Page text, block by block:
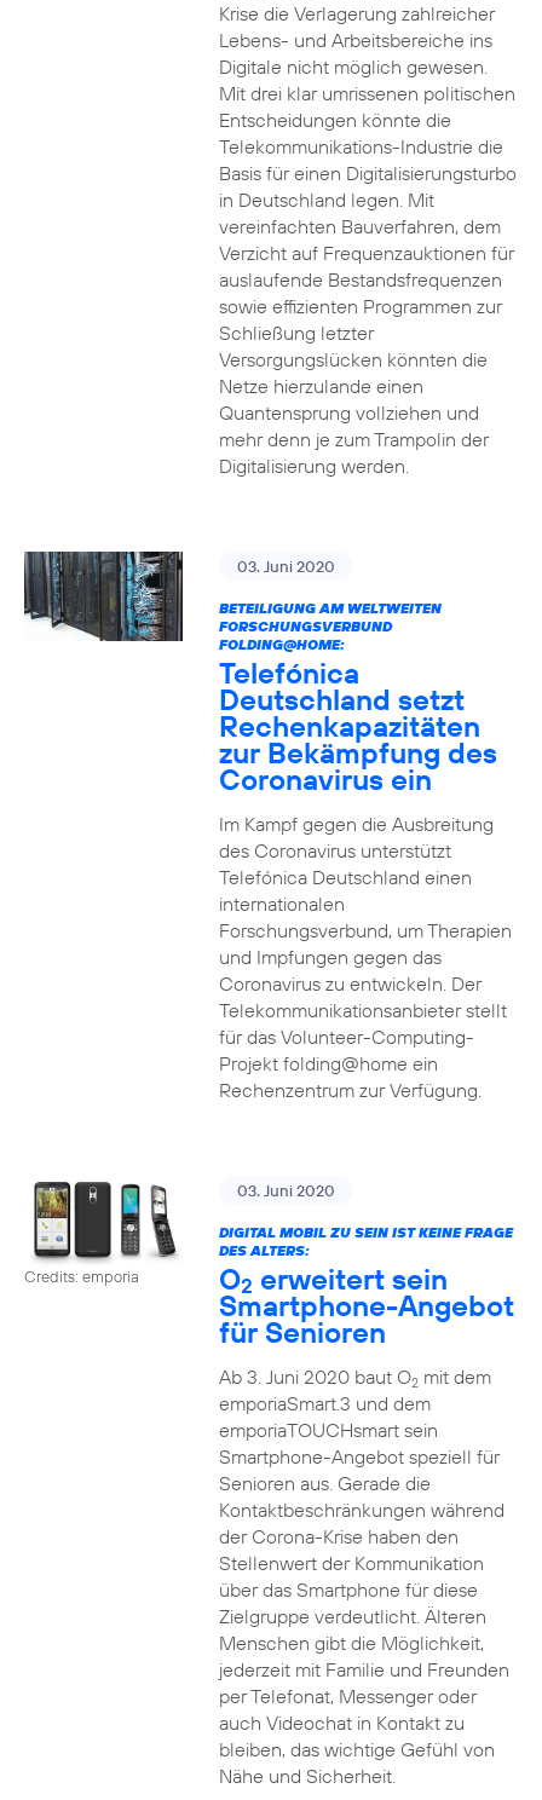
Krise die Verlagerung zahlreicher
Lebens- und Arbeitsbereiche ins
Digitale nicht möglich gewesen.
Mit drei klar umrissenen politischen
Entscheidungen könnte die
Telekommunikations-Industrie die
Basis für einen Digitalisierungsturbo
in Deutschland legen. Mit
vereinfachten Bauverfahren, dem
Verzicht auf Frequenzauktionen für
auslaufende Bestandsfrequenzen
sowie effizienten Programmen zur
Schließung letzter
Versorgungslücken könnten die
Netze hierzulande einen
Quantensprung vollziehen und
mehr denn je zum Trampolin der
Digitalisierung werden.
03. Juni 2020
BETEILIGUNG AM WELTWEITEN
FORSCHUNGSVERBUND
FOLDING@HOME:
Telefónica
Deutschland setzt
Rechenkapazitäten
zur Bekämpfung des
Coronavirus ein
Im Kampf gegen die Ausbreitung
des Coronavirus unterstützt
Telefónica Deutschland einen
internationalen
Forschungsverbund, um Therapien
und Impfungen gegen das
Coronavirus zu entwickeln. Der
Telekommunikationsanbieter stellt
für das Volunteer-Computing-
Projekt folding@home ein
Rechenzentrum zur Verfügung.
Credits: emporia
03. Juni 2020
DIGITAL MOBIL ZU SEIN IST KEINE FRAGE
DES ALTERS:
O2 erweitert sein
Smartphone-Angebot
für Senioren
Ab 3. Juni 2020 baut O2mit dem
emporiaSmart.3 und dem
emporiaTOUCHsmart sein
Smartphone-Angebot speziell für
Senioren aus. Gerade die
Kontaktbeschränkungen während
der Corona-Krise haben den
Stellenwert der Kommunikation
über das Smartphone für diese
Zielgruppe verdeutlicht. Älteren
Menschen gibt die Möglichkeit,
jederzeit mit Familie und Freunden
per Telefonat, Messenger oder
auch Videochat in Kontakt zu
bleiben, das wichtige Gefühl von
Nähe und Sicherheit.